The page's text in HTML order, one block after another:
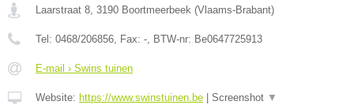
Laarstraat 8, 3190 Boortmeerbeek (Vlaams-Brabant)
Tel: 0468/206856, Fax: -, BTW-nr: Be0647725913
E-mail › Swins tuinen
Website: https://www.swinstuinen.be Screenshot ▼